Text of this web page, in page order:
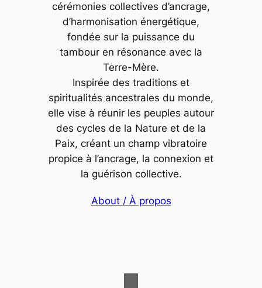
cérémonies collectives d’ancrage,
d’harmonisation énergétique,
fondée sur la puissance du
tambour en résonance avec la
Terre-Mère.
Inspirée des traditions et
spiritualités ancestrales du monde,
elle vise à réunir les peuples autour
des cycles de la Nature et de la
Paix, créant un champ vibratoire
propice à l’ancrage, la connexion et
la guérison collective.
About / À propos